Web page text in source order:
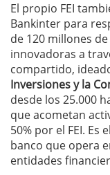
El propio FEI
Bankinter para
de 120 millones
innovadoras a
compartido,
Inversiones y la
desde los 25.000
que acometan
50% por el FEI.
banco que opera
entidades